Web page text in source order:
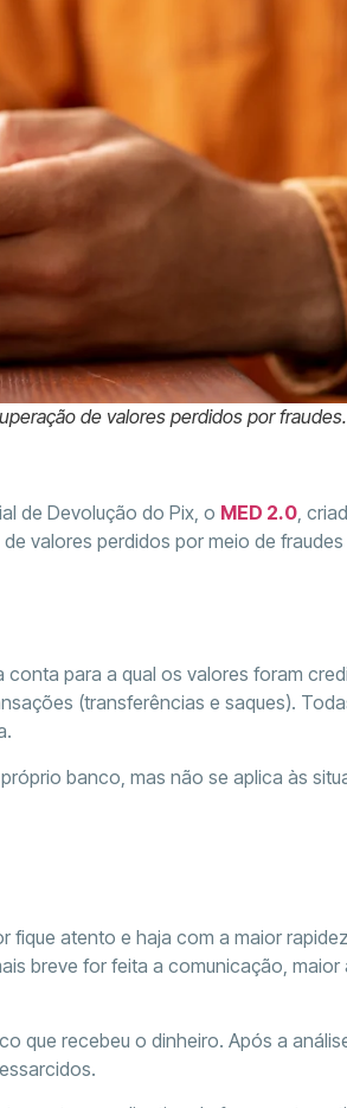
de valores perdidos por
de Devolução do Pix, o MED 2.0,
valores perdidos por meio de
conta para a qual os valores foram
(transferências e saques).
banco, mas não se aplica às
atento e haja com a maior
breve for feita a comunicação, maior
que recebeu o dinheiro. Após a